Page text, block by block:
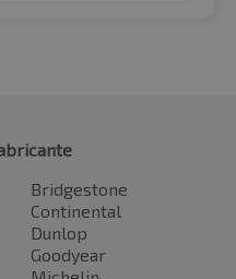
Bridgestone
Continental
Dunlop
Goodyear